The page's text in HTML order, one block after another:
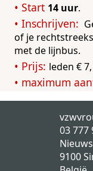
14 uur.
of je
met de lijnbus.
leden €
03 777
9100